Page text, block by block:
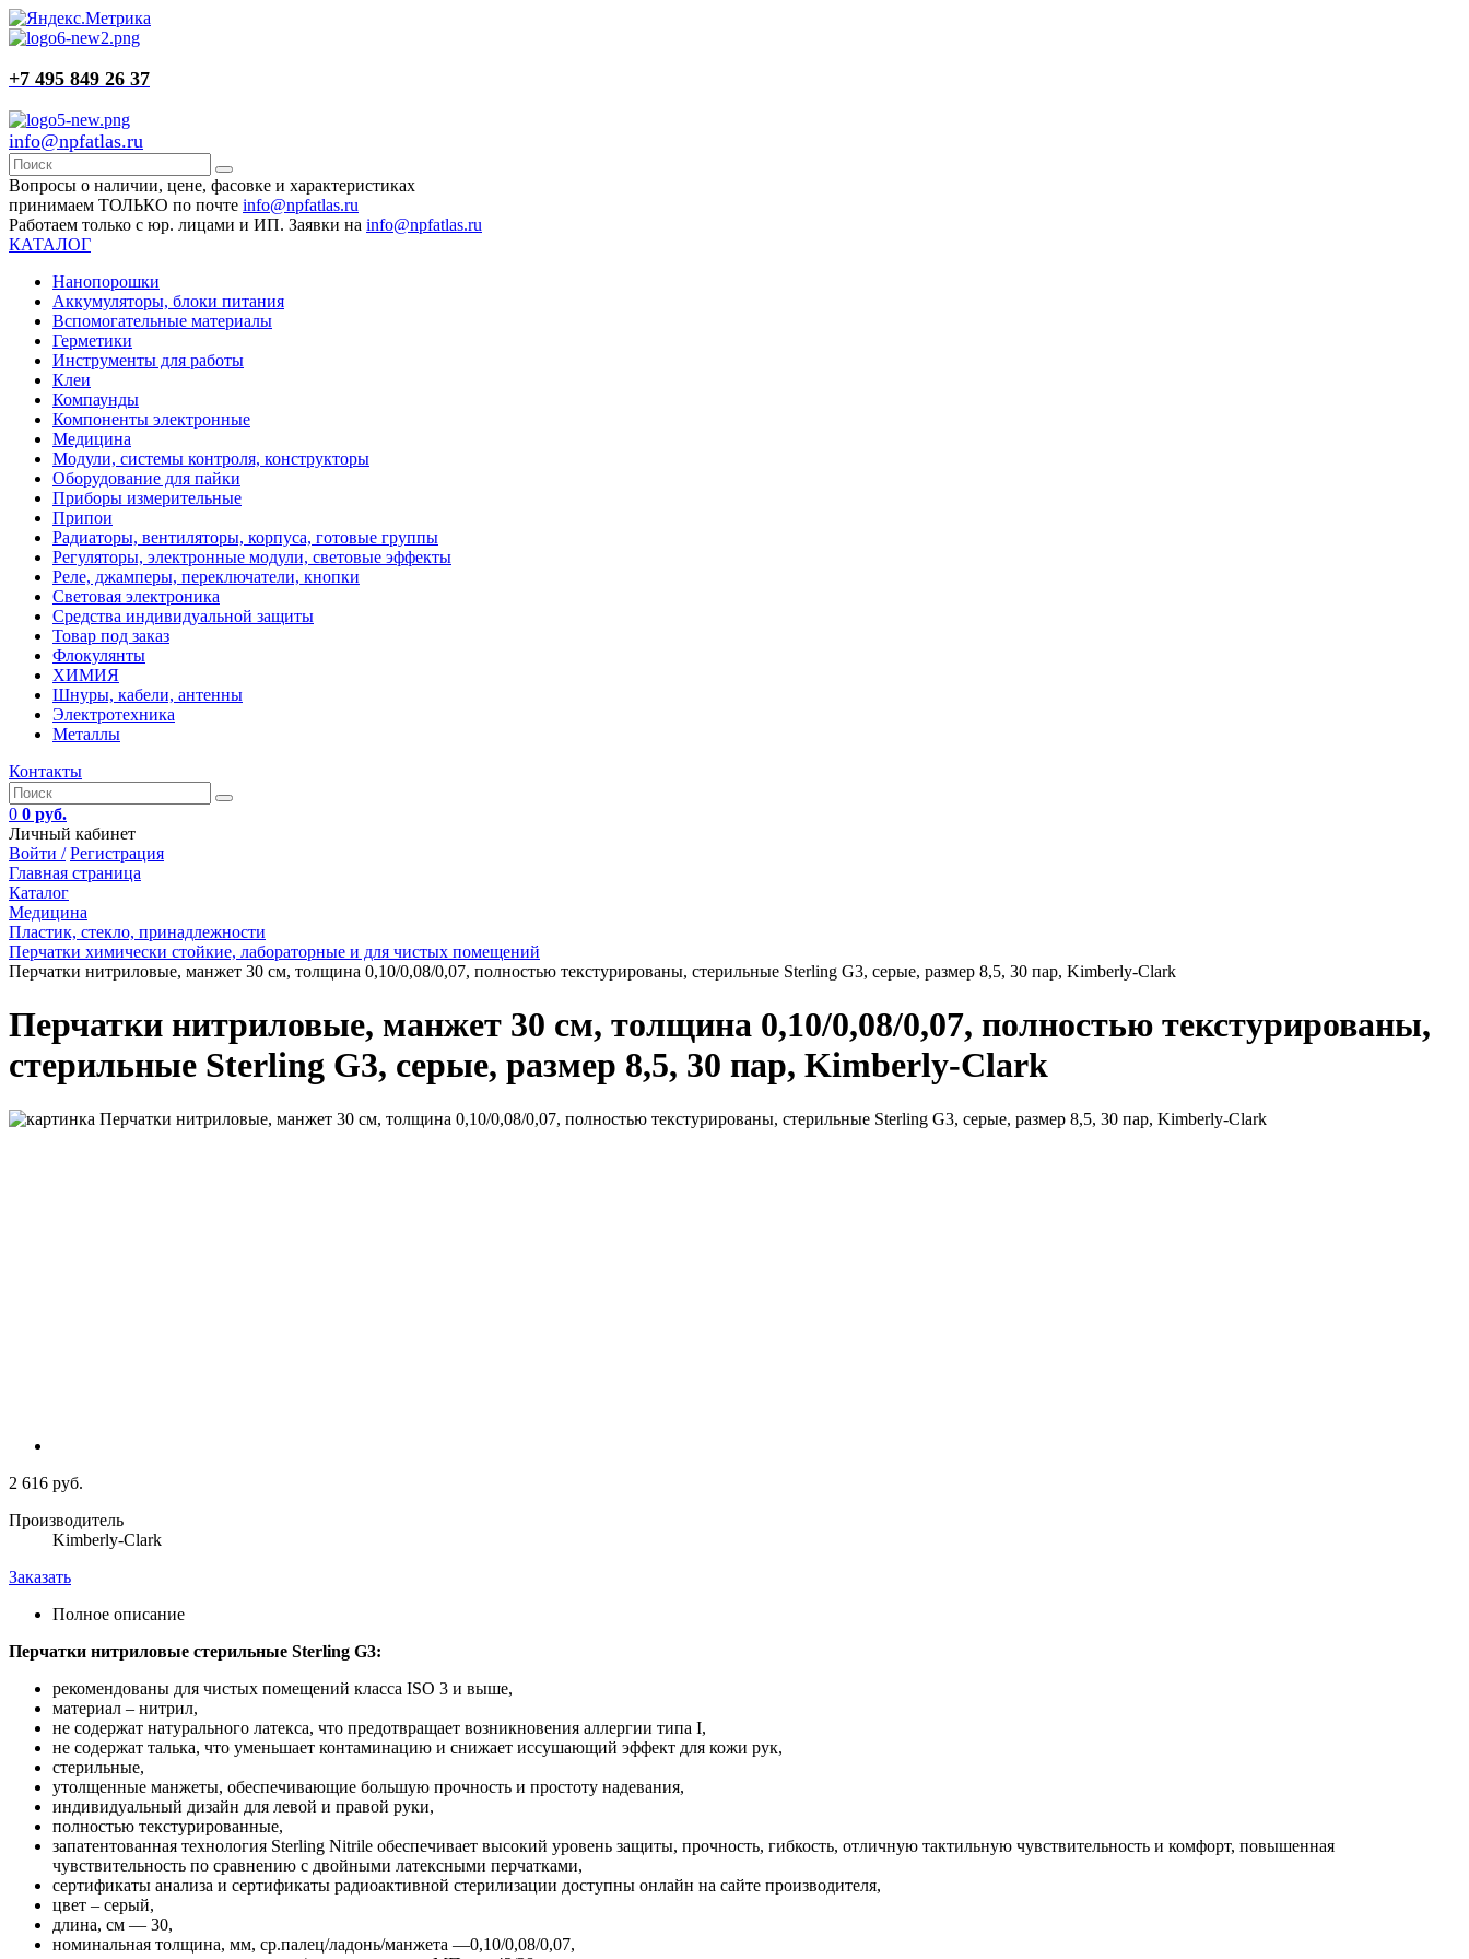
+7 495 849 26 37
info@npfatlas.ru
Вопросы о наличии, цене, фасовке и характеристиках
принимаем ТОЛЬКО по почте info@npfatlas.ru
Работаем только с юр. лицами и ИП. Заявки на info@npfatlas.ru
КАТАЛОГ
Нанопорошки
Аккумуляторы, блоки питания
Вспомогательные материалы
Герметики
Инструменты для работы
Клеи
Компаунды
Компоненты электронные
Медицина
Модули, системы контроля, конструкторы
Оборудование для пайки
Приборы измерительные
Припои
Радиаторы, вентиляторы, корпуса, готовые группы
Регуляторы, электронные модули, световые эффекты
Реле, джамперы, переключатели, кнопки
Световая электроника
Средства индивидуальной защиты
Товар под заказ
Флокулянты
ХИМИЯ
Шнуры, кабели, антенны
Электротехника
Металлы
Контакты
0 0 руб.
Личный кабинет
Войти / Регистрация
Главная страница
Каталог
Медицина
Пластик, стекло, принадлежности
Перчатки химически стойкие, лабораторные и для чистых помещений
Перчатки нитриловые, манжет 30 см, толщина 0,10/0,08/0,07, полностью текстурированы, стерильные Sterling G3, серые, размер 8,5, 30 пар, Kimberly-Clark
Перчатки нитриловые, манжет 30 см, толщина 0,10/0,08/0,07, полностью текстурированы,
стерильные Sterling G3, серые, размер 8,5, 30 пар, Kimberly-Clark
2 616 руб.
Производитель
Kimberly-Clark
Заказать
Полное описание
Перчатки нитриловые стерильные Sterling G3:
рекомендованы для чистых помещений класса ISO 3 и выше,
материал – нитрил,
не содержат натурального латекса, что предотвращает возникновения аллергии типа I,
не содержат талька, что уменьшает контаминацию и снижает иссушающий эффект для кожи рук,
стерильные,
утолщенные манжеты, обеспечивающие большую прочность и простоту надевания,
индивидуальный дизайн для левой и правой руки,
полностью текстурированные,
запатентованная технология Sterling Nitrile обеспечивает высокий уровень защиты, прочность, гибкость, отличную тактильную чувствительность и комфорт, повышенная
чувствительность по сравнению с двойными латексными перчатками,
сертификаты анализа и сертификаты радиоактивной стерилизации доступны онлайн на сайте производителя,
цвет – серый,
длина, см — 30,
номинальная толщина, мм, ср.палец/ладонь/манжета —0,10/0,08/0,07,